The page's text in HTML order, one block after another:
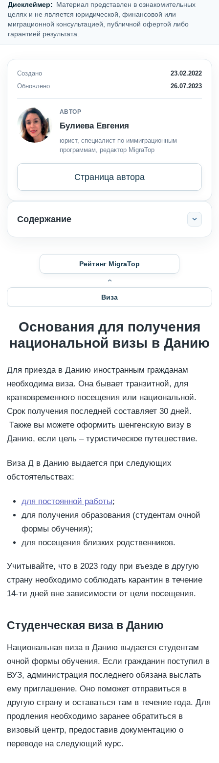
Дисклеймер: Материал представлен в ознакомительных
целях и не является юридической, финансовой или
миграционной консультацией, публичной офертой либо
гарантией результата.
Создано
23.02.2022
Обновлено
26.07.2023
АВТОР
Булиева Евгения
юрист, специалист по иммиграционным
программам, редактор MigraTop
Страница автора
Содержание
Рейтинг MigraTop
Виза
Основания для получения
национальной визы в Данию
Для приезда в Данию иностранным гражданам
необходима виза. Она бывает транзитной, для
кратковременного посещения или национальной.
Срок получения последней составляет 30 дней.
Также вы можете оформить шенгенскую визу в
Данию, если цель – туристическое путешествие.
Виза Д в Данию выдается при следующих
обстоятельствах:
для постоянной работы;
для получения образования (студентам очной
формы обучения);
для посещения близких родственников.
Учитывайте, что в 2023 году при въезде в другую
страну необходимо соблюдать карантин в течение
14-ти дней вне зависимости от цели посещения.
Студенческая виза в Данию
Национальная виза в Данию выдается студентам
очной формы обучения. Если гражданин поступил в
ВУЗ, администрация последнего обязана выслать
ему приглашение. Оно поможет отправиться в
другую страну и оставаться там в течение года. Для
продления необходимо заранее обратиться в
визовый центр, предоставив документацию о
переводе на следующий курс.